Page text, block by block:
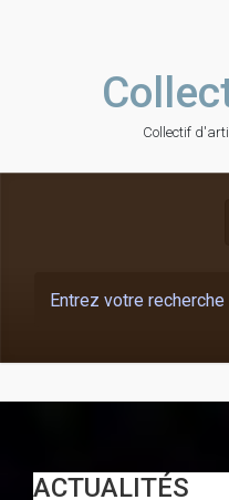
Collectif
ACTUALITÉS